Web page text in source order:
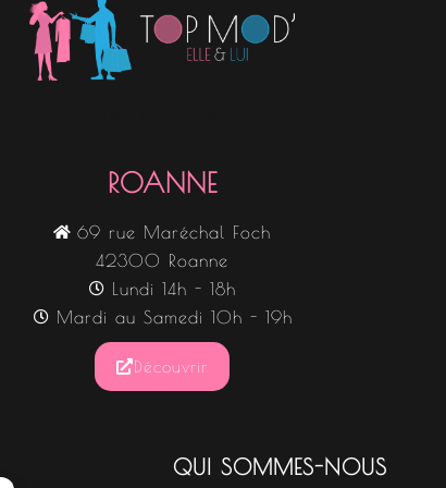
ROANNE
69 rue Maréchal Foch
42300 Roanne
Lundi 14h - 18h
Mardi au Samedi 10h - 19h
Découvrir
QUI SOMMES-NOUS